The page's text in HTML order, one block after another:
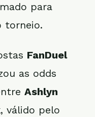
para
torneio.
FanDuel
as odds
Ashlyn
, válido pelo